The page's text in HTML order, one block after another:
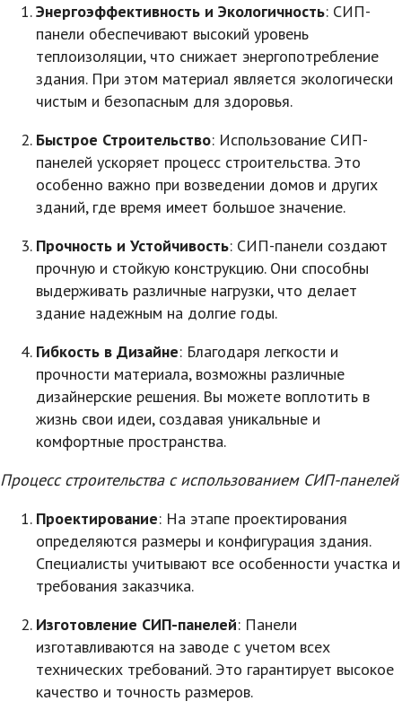
Энергоэффективность и Экологичность: СИП-
панели обеспечивают высокий уровень
теплоизоляции, что снижает энергопотребление
здания. При этом материал является экологически
чистым и безопасным для здоровья.
Быстрое Строительство: Использование СИП-
панелей ускоряет процесс строительства. Это
особенно важно при возведении домов и других
зданий, где время имеет большое значение.
Прочность и Устойчивость: СИП-панели создают
прочную и стойкую конструкцию. Они способны
выдерживать различные нагрузки, что делает
здание надежным на долгие годы.
Гибкость в Дизайне: Благодаря легкости и
прочности материала, возможны различные
дизайнерские решения. Вы можете воплотить в
жизнь свои идеи, создавая уникальные и
комфортные пространства.
Процесс строительства с использованием СИП-панелей
Проектирование: На этапе проектирования
определяются размеры и конфигурация здания.
Специалисты учитывают все особенности участка и
требования заказчика.
Изготовление СИП-панелей: Панели
изготавливаются на заводе с учетом всех
технических требований. Это гарантирует высокое
качество и точность размеров.